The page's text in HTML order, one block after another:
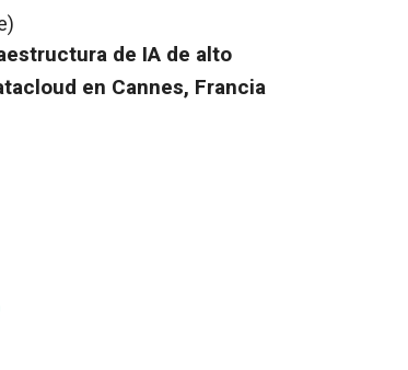
de IA de alto
en Cannes, Francia